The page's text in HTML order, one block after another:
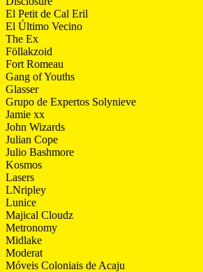
El Petit de Cal Eril
El Último Vecino
The Ex
Föllakzoid
Fort Romeau
Gang of Youths
Glasser
Grupo de Expertos Solynieve
Jamie xx
John Wizards
Julian Cope
Julio Bashmore
Kosmos
Lasers
LNripley
Lunice
Majical Cloudz
Metronomy
Midlake
Moderat
Móveis Coloniais de Acaju